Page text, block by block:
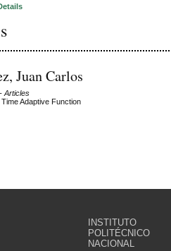
Juan Carlos
- Articles
Adaptive Function
INSTITUTO
POLITÉCNICO
NACIONAL